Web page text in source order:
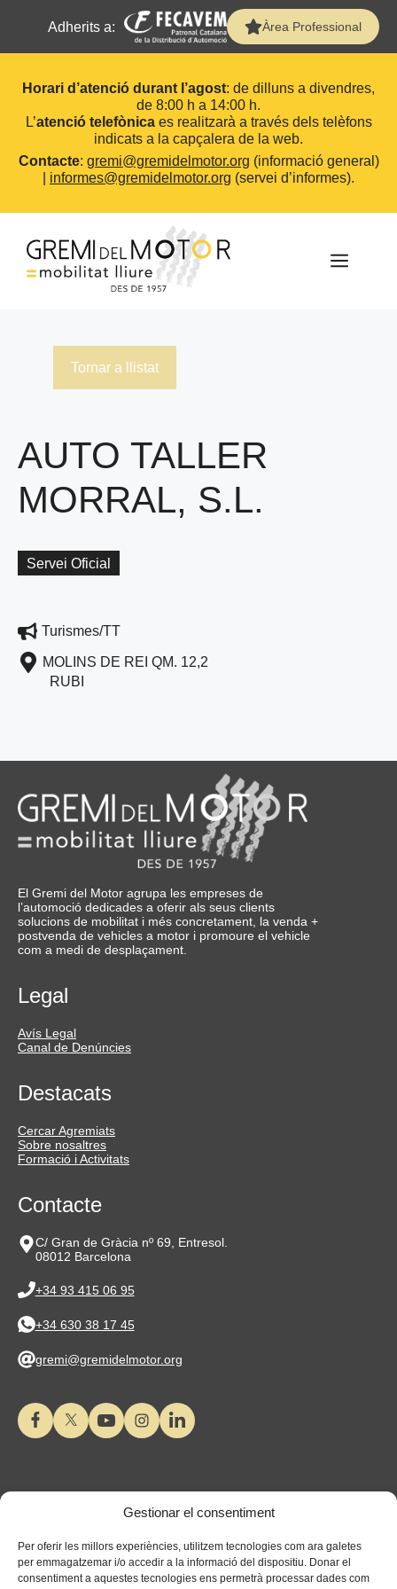
Gestionar el consentiment
Per oferir les millors experiències, utilitzem tecnologies com ara galetes
per emmagatzemar i/o accedir a la informació del dispositiu. Donar el
consentiment a aquestes tecnologies ens permetrà processar dades com
Adherits a: Àrea Professional
Horari d’atenció durant l’agost: de dilluns a divendres,
de 8:00 h a 14:00 h.
L’atenció telefònicaes realitzarà a través dels telèfons
indicats a la capçalera de la web.
Contacte: gremi@gremidelmotor.org (informació general)
informes@gremidelmotor.org (servei d’informes).
contingut
Tornar a llistat
AUTO TALLER
MORRAL, S.L.
Servei Oficial
Turismes/TT
MOLINS DE REI QM. 12,2
RUBI
El Gremi del Motor agrupa les empreses de
l’automoció dedicades a oferir als seus clients
solucions de mobilitat i més concretament, la venda +
postvenda de vehicles a motor i promoure el vehicle
com a medi de desplaçament.
Legal
Avís Legal
Canal de Denúncies
Destacats
Cercar Agremiats
Sobre nosaltres
Formació i Activitats
Contacte
C/ Gran de Gràcia nº 69, Entresol.
08012 Barcelona
+34 93 415 06 95
+34 630 38 17 45
gremi@gremidelmotor.org